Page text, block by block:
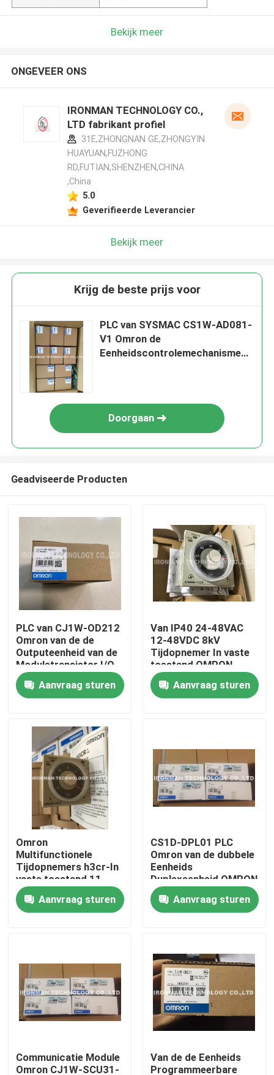
Over ons
Contacten
PLC Controlemodule
Honeywell-PLC Module
Het Controlemechanisme van Honeywell HC900
De Module van Honeywell FSC
Honeywell-Batterijpak
Bekijk meer
ONGEVEER ONS
IRONMAN TECHNOLOGY CO.,
LTD fabrikant profiel
31E,ZHONGNAN GE,ZHONGYIN
HUAYUAN,FUZHONG
RD,FUTIAN,SHENZHEN,CHINA
,China
5.0
Geverifieerde Leverancier
Bekijk meer
Krijg de beste prijs voor
PLC van SYSMAC CS1W-AD081-
V1 Omron de
Eenheidscontrolemechanisme
Doorgaan
Geadviseerde Producten
PLC van CJ1W-OD212
Omron van de de
Outputeenheid van de
Moduletransistor I/O
Plc Module
Aanvraag sturen
Van IP40 24-48VAC
12-48VDC 8kV
Tijdopnemer In vaste
toestand OMRON
H3CR-A8-600
Aanvraag sturen
Omron
Multifunctionele
Tijdopnemers h3cr-In
vaste toestand 11
speld
Aanvraag sturen
CS1D-DPL01 PLC
Omron van de dubbele
Eenheids
Duplexeenheid OMRON
Aanvraag sturen
Communicatie Module
Omron CJ1W-SCU31-
Van de de Eenheids
Programmeerbare